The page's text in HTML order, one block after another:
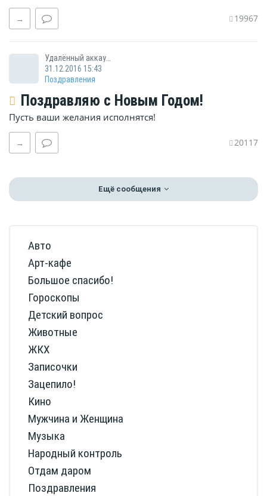
→ 19967
Удалённый аккаунт
31.12.2016 15:43
Поздравления
Поздравляю с Новым Годом!
Пусть ваши желания исполнятся!
→ 20117
Ещё сообщения
Авто
Арт-кафе
Большое спасибо!
Гороскопы
Детский вопрос
Животные
ЖКХ
Записочки
Зацепило!
Кино
Мужчина и Женщина
Музыка
Народный контроль
Отдам даром
Поздравления